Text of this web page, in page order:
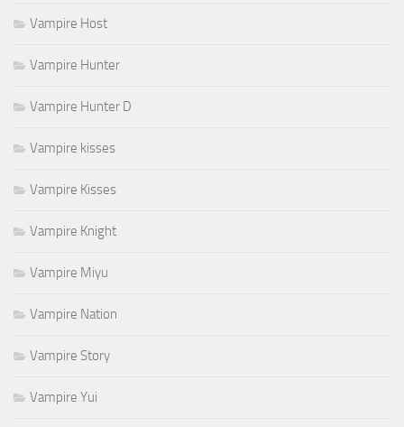
Vampire Host
Vampire Hunter
Vampire Hunter D
Vampire kisses
Vampire Kisses
Vampire Knight
Vampire Miyu
Vampire Nation
Vampire Story
Vampire Yui